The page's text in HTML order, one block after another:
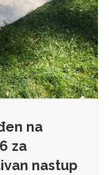
na
za
nastup